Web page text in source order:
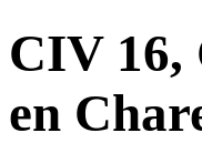
CIV 16,
en